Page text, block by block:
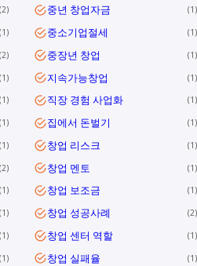
2 중년 창업자금 1
1 중소기업절세 1
2 중장년 창업 1
1 지속가능창업 1
1 직장 경험 사업화 1
1 집에서 돈벌기 1
1 창업 리스크 1
2 창업 멘토 1
1 창업 보조금 1
1 창업 성공사례 2
1 창업 센터 역할 1
1 창업 실패율 1